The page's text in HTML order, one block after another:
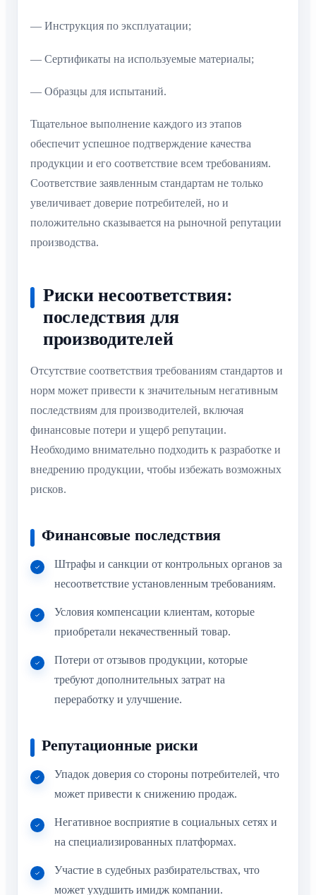
— Инструкция по эксплуатации;
— Сертификаты на используемые материалы;
— Образцы для испытаний.
Тщательное выполнение каждого из этапов
обеспечит успешное подтверждение качества
продукции и его соответствие всем требованиям.
Соответствие заявленным стандартам не только
увеличивает доверие потребителей, но и
положительно сказывается на рыночной репутации
производства.
Риски несоответствия:
последствия для
производителей
Отсутствие соответствия требованиям стандартов и
норм может привести к значительным негативным
последствиям для производителей, включая
финансовые потери и ущерб репутации.
Необходимо внимательно подходить к разработке и
внедрению продукции, чтобы избежать возможных
рисков.
Финансовые последствия
Штрафы и санкции от контрольных органов за
несоответствие установленным требованиям.
Условия компенсации клиентам, которые
приобретали некачественный товар.
Потери от отзывов продукции, которые
требуют дополнительных затрат на
переработку и улучшение.
Репутационные риски
Упадок доверия со стороны потребителей, что
может привести к снижению продаж.
Негативное восприятие в социальных сетях и
на специализированных платформах.
Участие в судебных разбирательствах, что
может ухудшить имидж компании.